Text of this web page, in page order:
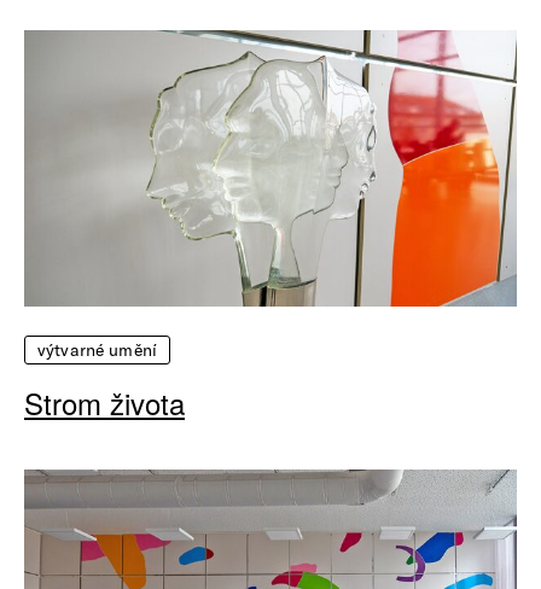
výtvarné umění
Strom života